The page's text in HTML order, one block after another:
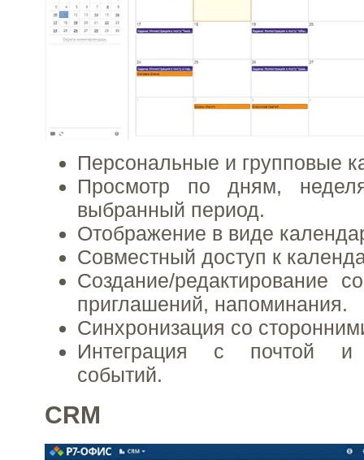
Персональные и групповые
Просмотр по дням,
выбранный период.
Отображение в виде
Совместный доступ к
Создание/редактирование
приглашений, напоминания.
Синхронизация со
Интеграция с почтой и
событий.
CRM